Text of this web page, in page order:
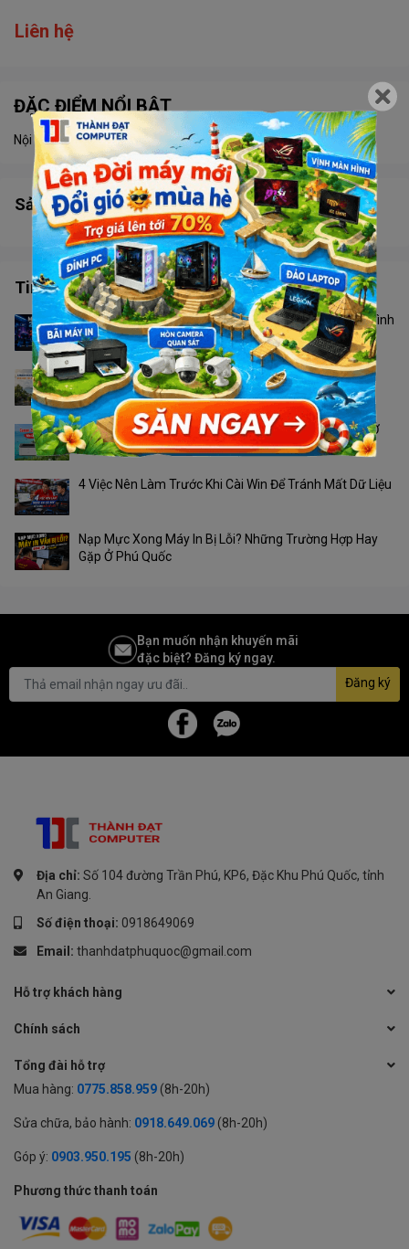
Liên hệ
ĐẶC ĐIỂM NỔI BẬT
Nội dung đang được cập nhật
Sản phẩm tương tự
Tin tức công nghệ
Màn Hình 24 Inch Hay 27 Inch? Không Phải Cứ Màn Hình
To Hơn Là Tốt Hơn
Camera Ngoài Trời Nào Phù Hợp Với Thời Tiết Phú
Quốc?
Canon 2900 Hay PIXMA G3010: Nên Chọn Loại Nào Ở
Phú Quốc?
4 Việc Nên Làm Trước Khi Cài Win Để Tránh Mất Dữ Liệu
Nạp Mực Xong Máy In Bị Lỗi? Những Trường Hợp Hay
Gặp Ở Phú Quốc
Bạn muốn nhận khuyến mãi
đặc biệt? Đăng ký ngay.
Đăng ký
Địa chỉ: Số 104 đường Trần Phú, KP6, Đặc Khu Phú Quốc, tỉnh
An Giang.
Số điện thoại: 0918649069
Email: thanhdatphuquoc@gmail.com
Hỗ trợ khách hàng
Chính sách
Tổng đài hỗ trợ
Mua hàng: 0775.858.959 (8h-20h)
Sửa chữa, bảo hành: 0918.649.069 (8h-20h)
Góp ý: 0903.950.195 (8h-20h)
Phương thức thanh toán